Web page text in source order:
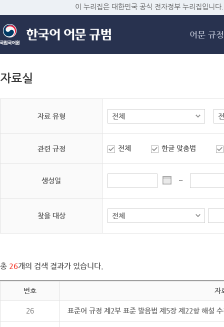
메
이 누리집은 대한민국 공식 전자정부 누리집입니다.
어문 규정
자료실
자료 유형
관련 규정 전체 한글 맞춤법
생성일 ~
찾을 대상
총 26개의 검색 결과가 있습니다.
번호 자
26 표준어 규정 제2부 표준 발음법 제5장 제22항 해설